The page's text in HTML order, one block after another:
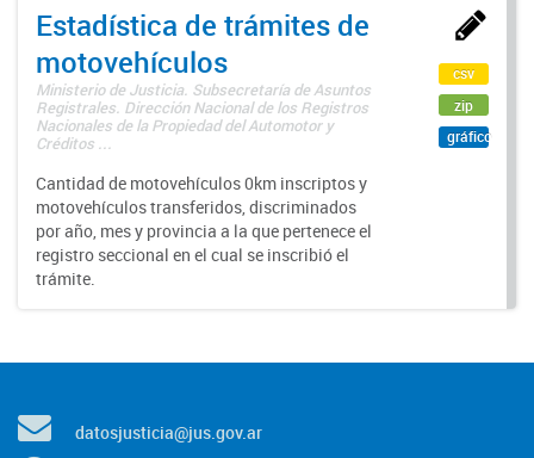
Estadística de trámites de
motovehículos
Ministerio de Justicia. Subsecretaría de Asuntos
Registrales. Dirección Nacional de los Registros
Nacionales de la Propiedad del Automotor y
Créditos ...
Cantidad de motovehículos 0km inscriptos y
motovehículos transferidos, discriminados
por año, mes y provincia a la que pertenece el
registro seccional en el cual se inscribió el
trámite.
csv
zip
gráfico
datosjusticia@jus.gov.ar